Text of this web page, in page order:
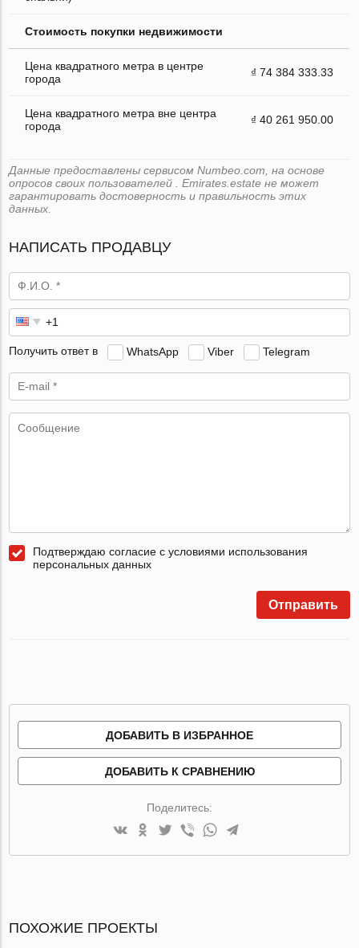
Стоимость покупки недвижимости
Цена квадратного метра в центре
города
₫ 74 384 333.33
Цена квадратного метра вне центра
города
₫ 40 261 950.00
Данные предоставлены сервисом Numbeo.com, на основе
опросов своих пользователей . Emirates.estate не может
гарантировать достоверность и правильность этих
данных.
НАПИСАТЬ ПРОДАВЦУ
Получить ответ в WhatsApp Viber Telegram
Подтверждаю согласие с условиями использования
персональных данных
Отправить
ДОБАВИТЬ В ИЗБРАННОЕ
ДОБАВИТЬ К СРАВНЕНИЮ
Поделитесь:
ПОХОЖИЕ ПРОЕКТЫ